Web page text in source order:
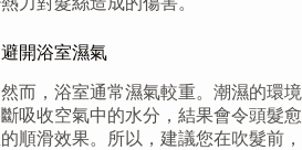
開浴室濕氣
然而，浴室通常濕氣較重。潮濕的環境
吸收空氣中的水分，結果會令頭髮愈
順滑效果。所以，建議您在吹髮前，